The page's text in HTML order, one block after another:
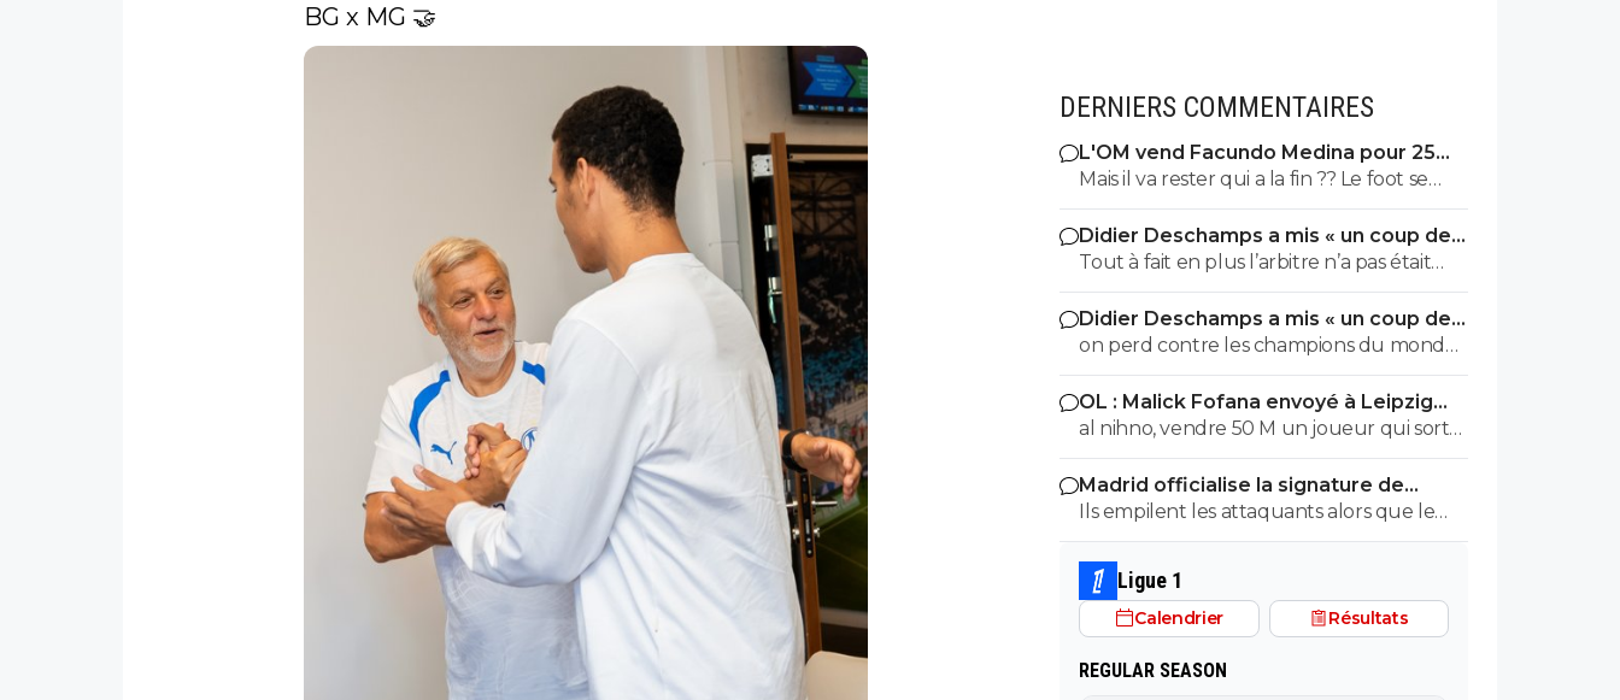
BG x MG 🤝
DERNIERS COMMENTAIRES
L'OM vend Facundo Medina pour 25ME
à Leverkusen
Mais il va rester qui a la fin ?? Le foot se
joue a 11 ......
Didier Deschamps a mis « un coup de
boule » en plein Mondial
Tout à fait en plus l’arbitre n’a pas était
parfait non plus
Didier Deschamps a mis « un coup de
boule » en plein Mondial
on perd contre les champions du monde,
il perd sa mere pdt la compet. et se fait
chier dessus par tt le monde..... ca va quoi
OL : Malick Fofana envoyé à Leipzig
pour un sombre accord
al nihno, vendre 50 M un joueur qui sort
d'une saison blanche, tu penses vraiment
que c'est faisable? Moi je n'ai aucun
souvenir d'un cas identique en tout cas
Madrid officialise la signature de
Diomande, le plus gros transfert de
Ils empilent les attaquants alors que le
défaut majeur de cette équipe c'est le
milieu de terrain depuis le départ de
Kroos. Ils ont personne pour diriger
l'équipe au centre, à part Tchouameni et
Ligue 1
Calendrier Résultats
REGULAR SEASON